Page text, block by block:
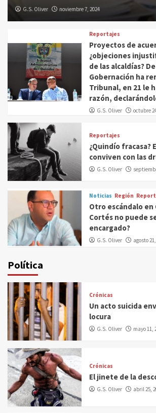
G.S. Oliver noviembre 7, 2024
Reportajes
Proyectos de
¿objeciones
de las alcaldías?
Gobernación ha
Tribunal, en 21 le
razón,
G.S. Oliver octubre
Reportajes
¿Quindío fracasa?
conviven con las
G.S. Oliver
Noticias Región
Otro escándalo en
Cortés no puede
encargado?
G.S. Oliver agosto
Política
Crónicas
Un acto suicida
locura
G.S. Oliver mayo 11,
Crónicas
El jinete de la
G.S. Oliver abril 25,